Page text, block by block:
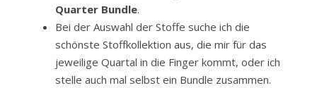
Quarter Bundle.
Bei der Auswahl der Stoffe suche ich die
schönste Stoffkollektion aus, die mir für das
jeweilige Quartal in die Finger kommt, oder ich
stelle auch mal selbst ein Bundle zusammen.